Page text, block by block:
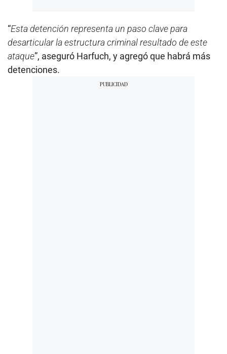
“Esta detención representa un paso clave para
desarticular la estructura criminal resultado de este
ataque”, aseguró Harfuch, y agregó que habrá más
detenciones.